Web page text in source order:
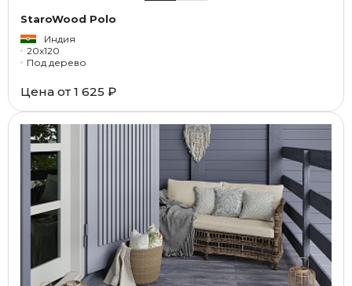
StaroWood Polo
Индия
20x120
Под дерево
Цена от 1 625 ₽